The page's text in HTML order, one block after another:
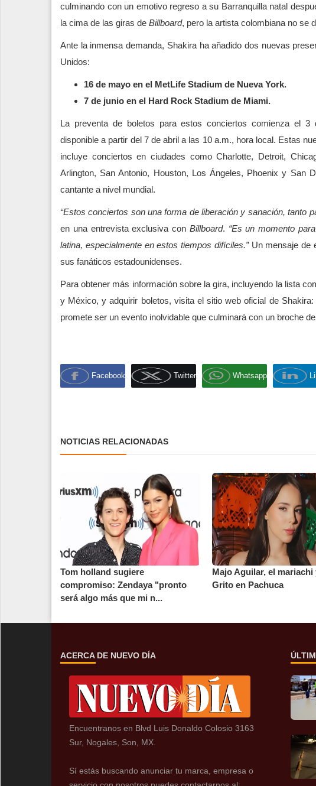
culminando con un emotivo regreso a su Barranquilla natal
la cima de las giras de Billboard, pero la artista colombiana no se
Ante la inmensa demanda, Shakira ha añadido dos nuevas
Unidos:
16 de mayo en el MetLife Stadium de Nueva York.
7 de junio en el Hard Rock Stadium de Miami.
La preventa de boletos para estos conciertos comienza el
disponible a partir del 7 de abril a las 10 a.m., hora local. Estas
incluye conciertos en ciudades como Charlotte, Detroit,
Arlington, San Antonio, Houston, Los Ángeles, Phoenix y San
cantante a nivel mundial.
“Estos conciertos son una forma de liberación y sanación, tanto
en una entrevista exclusiva con Billboard. “Es un momento
latina, especialmente en estos tiempos difíciles.”Un mensaje de
sus fanáticos estadounidenses.
Para obtener más información sobre la gira, incluyendo la lista
y México, y adquirir boletos, visita el sitio web oficial de
promete ser un evento inolvidable que culminará con un broche
Facebook Twitter Whatsapp
NOTICIAS RELACIONADAS
Tom holland sugiere
compromiso: Zendaya "pronto
será algo más que mi n...
Majo Aguilar, el mariachi
Grito en Pachuca
ACERCA DE NUEVO DÍA
Encuentranos en Blvd Luis Donaldo Colosio 3163
Sur, Nogales, Son, MX.
Sí estás buscando anunciar tu marca, empresa o